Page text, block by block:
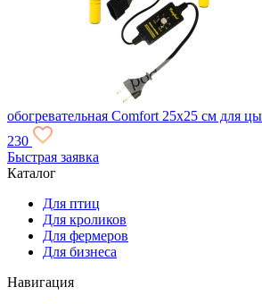
обогревательная Comfort 25х25 см для
230
Быстрая заявка
Каталог
Для птиц
Для кроликов
Для фермеров
Для бизнеса
Навигация